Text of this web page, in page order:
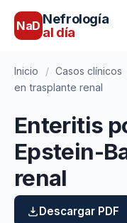
NaD Nefrología
al día
Inicio / Casos clínicos
en trasplante renal
Enteritis
Epstein-
renal
Descargar PDF